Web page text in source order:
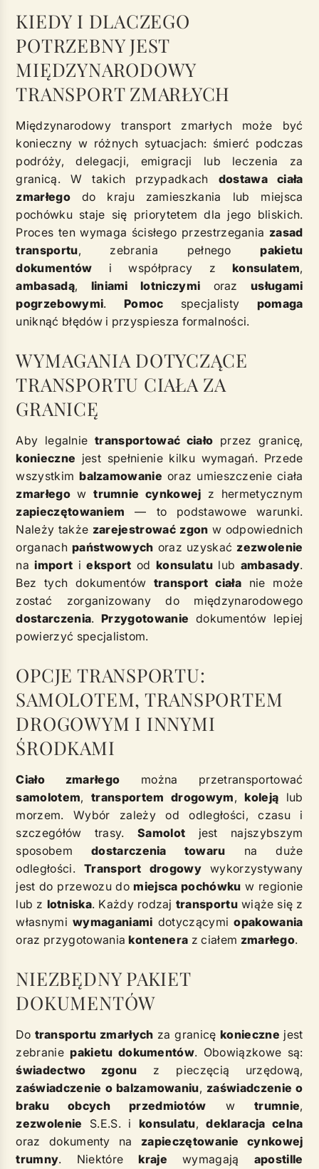
KIEDY I DLACZEGO
POTRZEBNY JEST
MIĘDZYNARODOWY
TRANSPORT ZMARŁYCH
Międzynarodowy transport zmarłych może być
konieczny w różnych sytuacjach: śmierć podczas
podróży, delegacji, emigracji lub leczenia za
granicą. W takich przypadkach dostawa ciała
zmarłegodo kraju zamieszkania lub miejsca
pochówku staje się priorytetem dla jego bliskich.
Proces ten wymaga ścisłego przestrzegania zasad
transportu, zebrania pełnegopakietu
dokumentów i współpracy zkonsulatem,
ambasadą, liniami lotniczymi orazusługami
pogrzebowymi. Pomoc specjalisty pomaga
uniknąć błędów i przyspiesza formalności.
WYMAGANIA DOTYCZĄCE
TRANSPORTU CIAŁA ZA
GRANICĘ
Aby legalnietransportować ciało przez granicę,
konieczne jest spełnienie kilku wymagań. Przede
wszystkimbalzamowanie oraz umieszczenie ciała
zmarłegowtrumnie cynkowej z hermetycznym
zapieczętowaniem — to podstawowe warunki.
Należy także zarejestrować zgon w odpowiednich
organachpaństwowych oraz uzyskaćzezwolenie
naimport ieksport odkonsulatulub ambasady.
Bez tych dokumentów transport ciała nie może
zostać zorganizowany do międzynarodowego
dostarczenia.Przygotowanie dokumentów lepiej
powierzyć specjalistom.
OPCJE TRANSPORTU:
SAMOLOTEM, TRANSPORTEM
DROGOWYM I INNYMI
ŚRODKAMI
Ciało zmarłego można przetransportować
samolotem,transportem drogowym,koleją lub
morzem. Wybór zależy od odległości, czasu i
szczegółów trasy.Samolot jest najszybszym
sposobem dostarczenia towaru na duże
odległości. Transport drogowy wykorzystywany
jest do przewozu domiejsca pochówku w regionie
lub z lotniska. Każdy rodzaj transportuwiąże się z
własnymiwymaganiami dotyczącymiopakowania
oraz przygotowaniakontenera z ciałem zmarłego.
NIEZBĘDNY PAKIET
DOKUMENTÓW
Do transportu zmarłych za granicę konieczne jest
zebraniepakietu dokumentów. Obowiązkowe są:
świadectwo zgonu z pieczęcią urzędową,
zaświadczenie o balzamowaniu,zaświadczenie o
braku obcych przedmiotów wtrumnie,
zezwolenie S.E.S. i konsulatu,deklaracja celna
oraz dokumenty na zapieczętowanie cynkowej
trumny. Niektórekraje wymagają apostille